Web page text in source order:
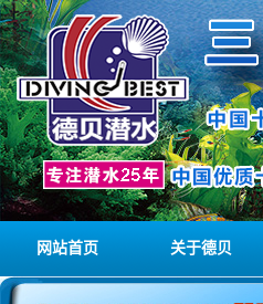
网站首页 关于德贝